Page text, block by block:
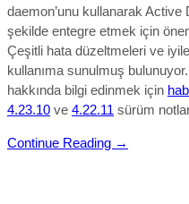
daemon’unu kullanarak
şekilde entegre etmek için
Çeşitli hata düzeltmeleri ve
kullanıma sunulmuş bulunuyor.
hakkında bilgi edinmek için
4.23.10 ve 4.22.11 sürüm
Continue Reading →